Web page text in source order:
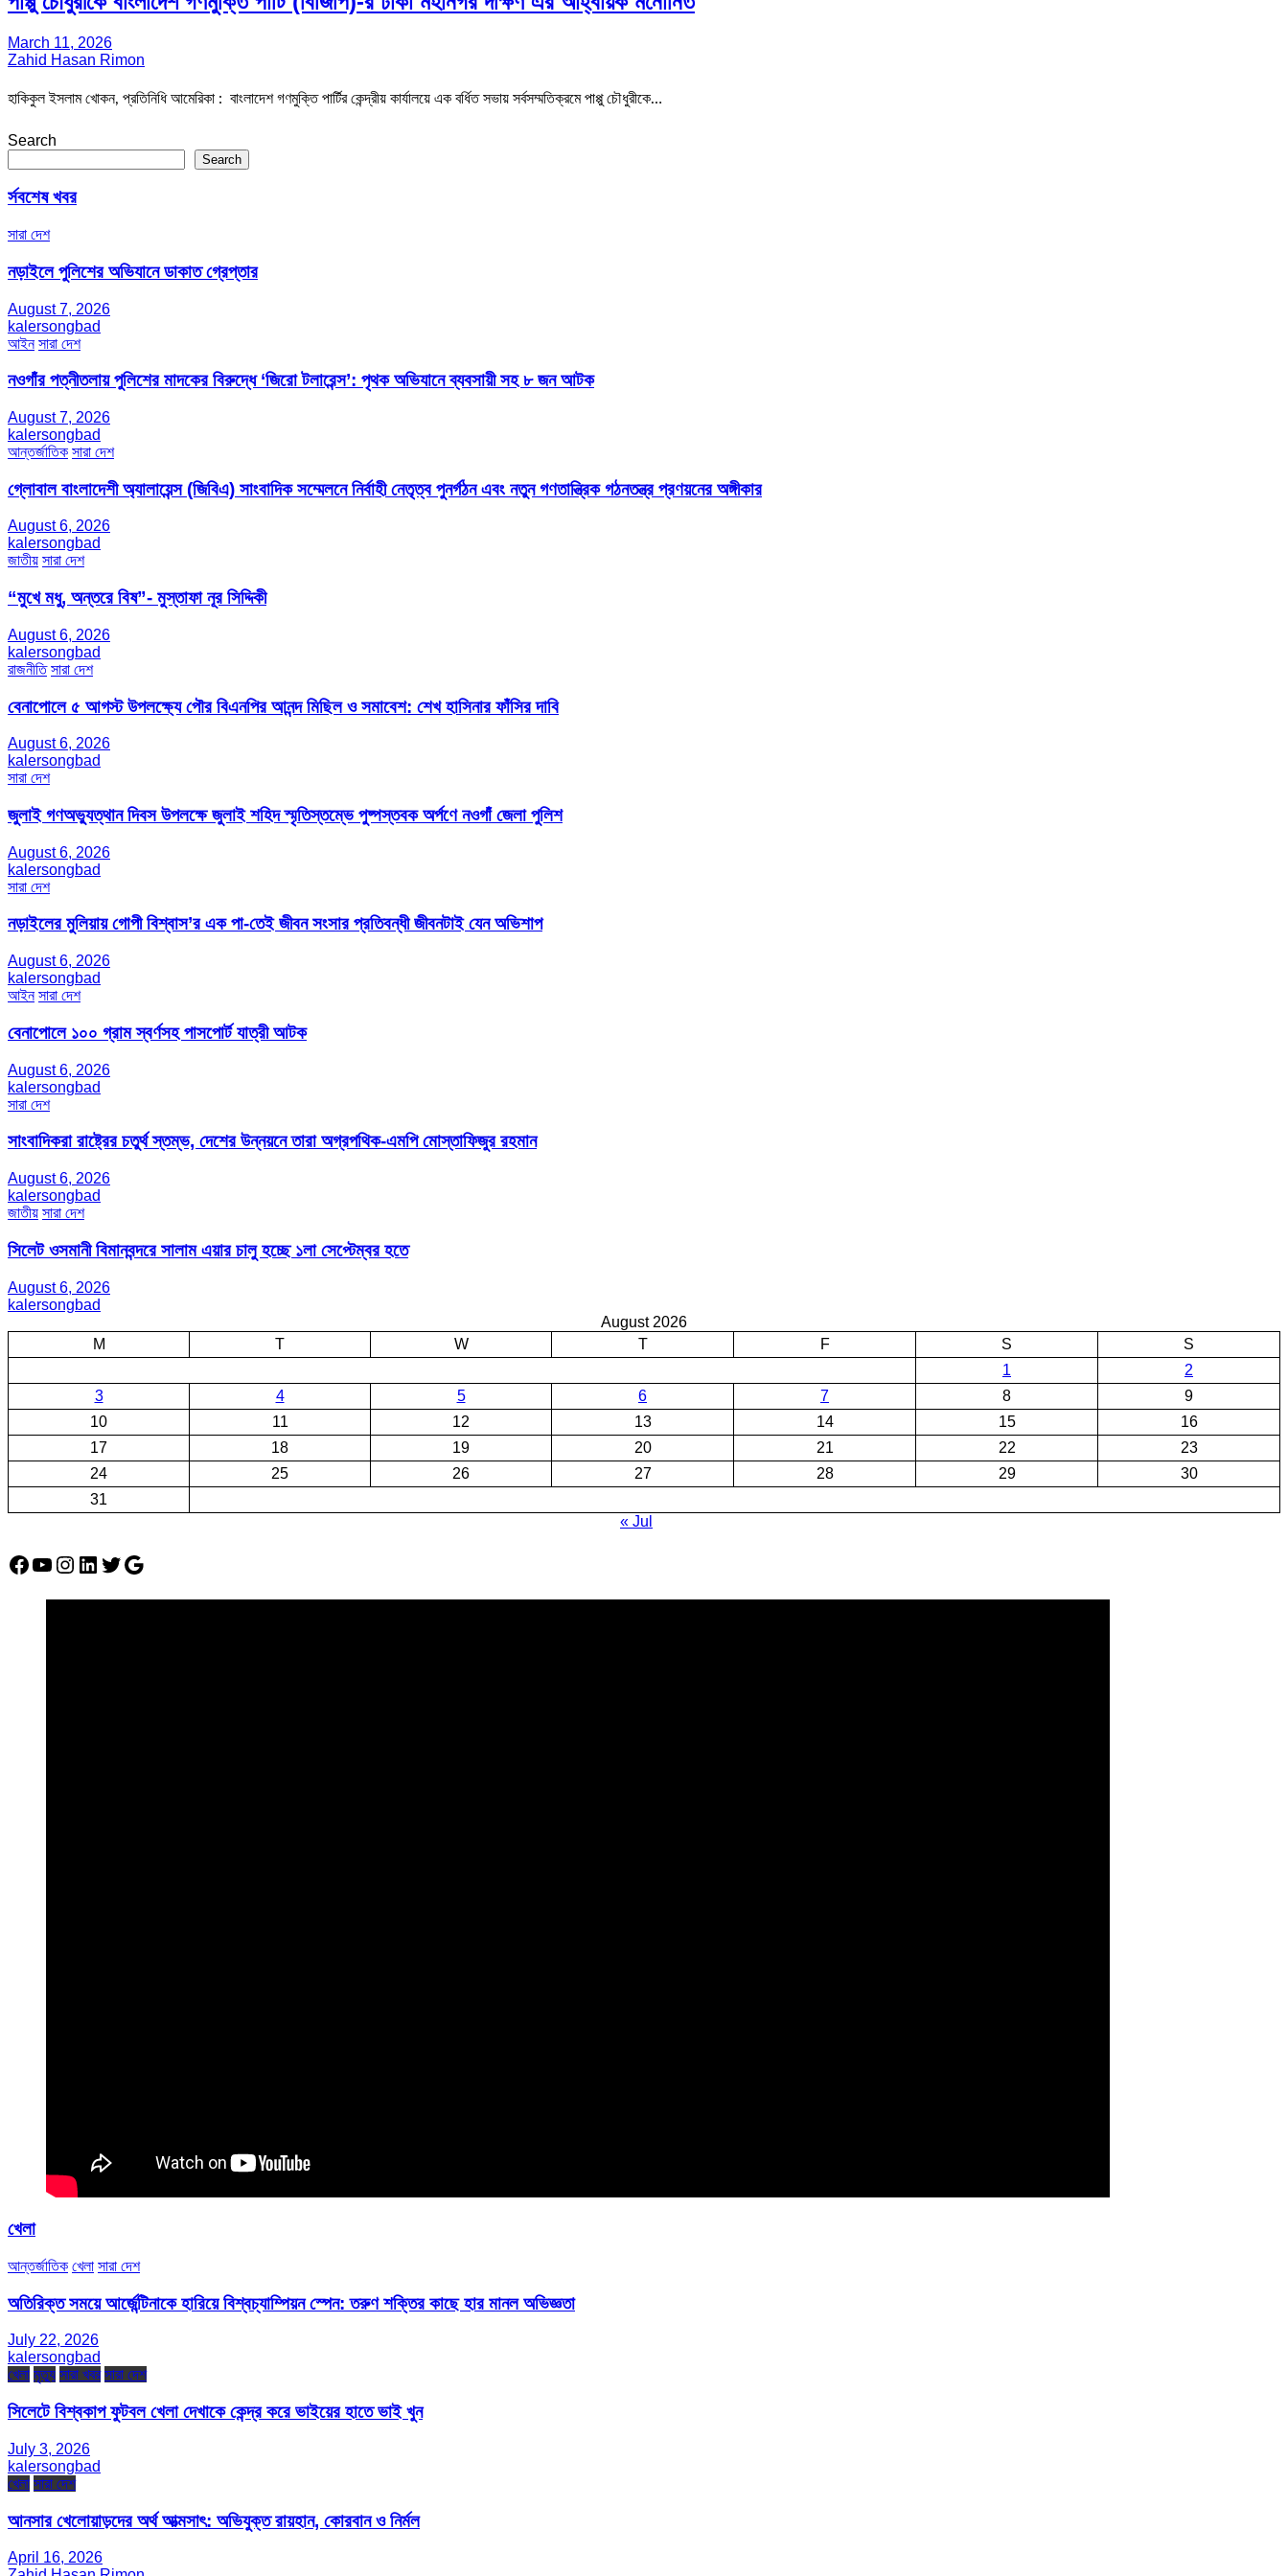
March 11, 2026
Zahid Hasan Rimon
হাকিকুল ইসলাম খোকন, প্রতিনিধি আমেরিকা : বাংলাদেশ গণমুক্তি পার্টির কেন্দ্রীয় কার্যালয়ে এক বর্ধিত সভায় সর্বসম্মতিক্রমে পাপ্পু চৌধুরীকে…
Search
Search
র্সবশেষ খবর
সারা দেশ
নড়াইলে পুলিশের অভিযানে ডাকাত গ্রেপ্তার
August 7, 2026
kalersongbad
আইন সারা দেশ
নওগাঁর পত্নীতলায় পুলিশের মাদকের বিরুদ্ধে ‘জিরো টলারেন্স’: পৃথক অভিযানে ব্যবসায়ী সহ ৮ জন আটক
August 7, 2026
kalersongbad
আন্তর্জাতিক সারা দেশ
গ্লোবাল বাংলাদেশী অ্যালায়েন্স (জিবিএ) সাংবাদিক সম্মেলনে নির্বাহী নেতৃত্ব পুনর্গঠন এবং নতুন গণতান্ত্রিক গঠনতন্ত্র প্রণয়নের অঙ্গীকার
August 6, 2026
kalersongbad
জাতীয় সারা দেশ
“মুখে মধু, অন্তরে বিষ”- মুস্তাফা নূর সিদ্দিকী
August 6, 2026
kalersongbad
রাজনীতি সারা দেশ
বেনাপোলে ৫ আগস্ট উপলক্ষ্যে পৌর বিএনপির আনন্দ মিছিল ও সমাবেশ: শেখ হাসিনার ফাঁসির দাবি
August 6, 2026
kalersongbad
সারা দেশ
জুলাই গণঅভ্যুত্থান দিবস উপলক্ষে জুলাই শহিদ স্মৃতিস্তম্ভে পুষ্পস্তবক অর্পণে নওগাঁ জেলা পুলিশ
August 6, 2026
kalersongbad
সারা দেশ
নড়াইলের মুলিয়ায় গোপী বিশ্বাস’র এক পা-তেই জীবন সংসার প্রতিবন্ধী জীবনটাই যেন অভিশাপ
August 6, 2026
kalersongbad
আইন সারা দেশ
বেনাপোলে ১০০ গ্রাম স্বর্ণসহ পাসপোর্ট যাত্রী আটক
August 6, 2026
kalersongbad
সারা দেশ
সাংবাদিকরা রাষ্ট্রের চতুর্থ স্তম্ভ, দেশের উন্নয়নে তারা অগ্রপথিক-এমপি মোস্তাফিজুর রহমান
August 6, 2026
kalersongbad
জাতীয় সারা দেশ
সিলেট ওসমানী বিমানবন্দরে সালাম এয়ার চালু হচ্ছে ১লা সেপ্টেম্বর হতে
August 6, 2026
kalersongbad
August 2026
M
T W T F S
S
1
2
3
4 5 6 7 8
9
10
11 12 13 14 15
16
17
18 19 20 21 22
23
24
25 26 27 28 29
30
31
« Jul
Facebook
YouTube
Instagram
LinkedIn
Twitter
Google
খেলা
আন্তর্জাতিক খেলা সারা দেশ
অতিরিক্ত সময়ে আর্জেন্টিনাকে হারিয়ে বিশ্বচ্যাম্পিয়ন স্পেন: তরুণ শক্তির কাছে হার মানল অভিজ্ঞতা
July 22, 2026
kalersongbad
খেলা মৃত্যু সারা খবর সারা দেশ
সিলেটে বিশ্বকাপ ফুটবল খেলা দেখাকে কেন্দ্র করে ভাইয়ের হাতে ভাই খুন
July 3, 2026
kalersongbad
খেলা সারা দেশ
আনসার খেলোয়াড়দের অর্থ আত্মসাৎ: অভিযুক্ত রায়হান, কোরবান ও নির্মল
April 16, 2026